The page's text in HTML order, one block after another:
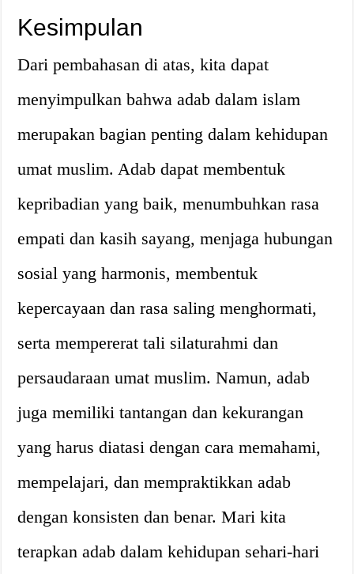
Kesimpulan
Dari pembahasan di atas, kita dapat
menyimpulkan bahwa adab dalam islam
merupakan bagian penting dalam kehidupan
umat muslim. Adab dapat membentuk
kepribadian yang baik, menumbuhkan rasa
empati dan kasih sayang, menjaga hubungan
sosial yang harmonis, membentuk
kepercayaan dan rasa saling menghormati,
serta mempererat tali silaturahmi dan
persaudaraan umat muslim. Namun, adab
juga memiliki tantangan dan kekurangan
yang harus diatasi dengan cara memahami,
mempelajari, dan mempraktikkan adab
dengan konsisten dan benar. Mari kita
terapkan adab dalam kehidupan sehari-hari